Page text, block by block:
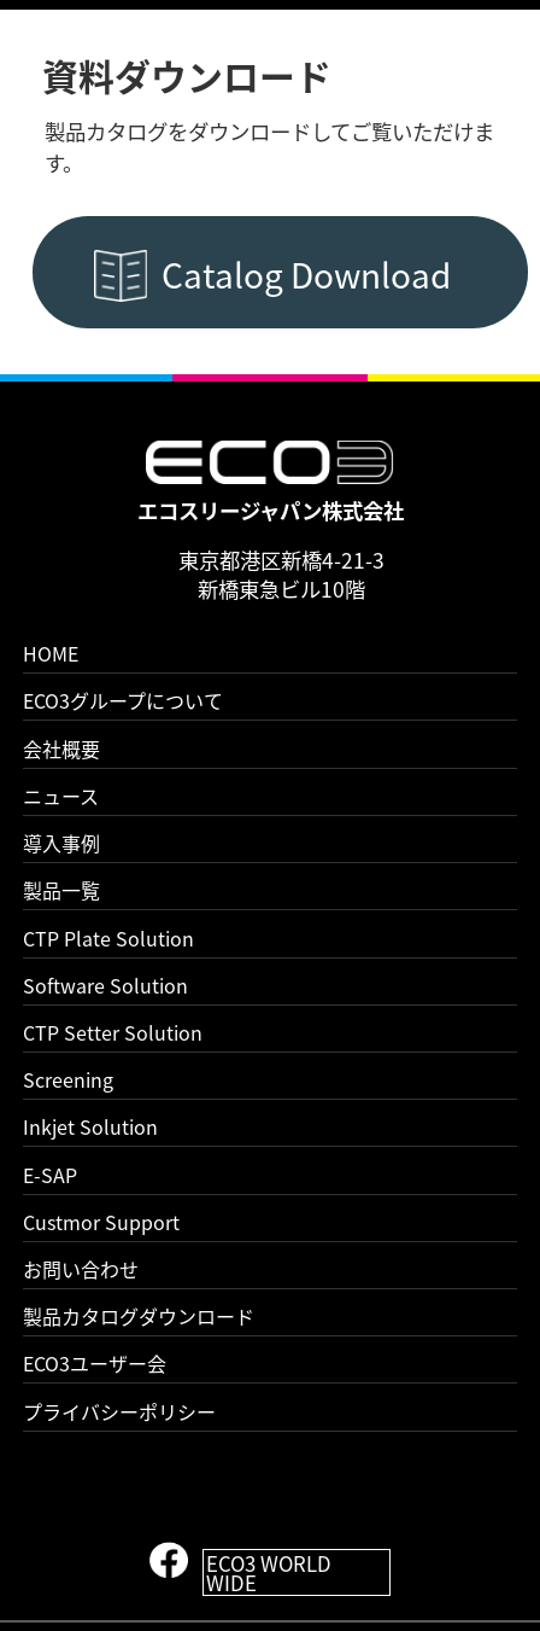
資料ダウンロード
製品カタログをダウンロードしてご覧いただけま
す。
Catalog Download
エコスリージャパン株式会社
東京都港区新橋4-21-3
新橋東急ビル10階
HOME
ECO3グループについて
会社概要
ニュース
導入事例
製品一覧
CTP Plate Solution
Software Solution
CTP Setter Solution
Screening
Inkjet Solution
E-SAP
Custmor Support
お問い合わせ
製品カタログダウンロード
ECO3ユーザー会
プライバシーポリシー
ECO3 WORLD
WIDE